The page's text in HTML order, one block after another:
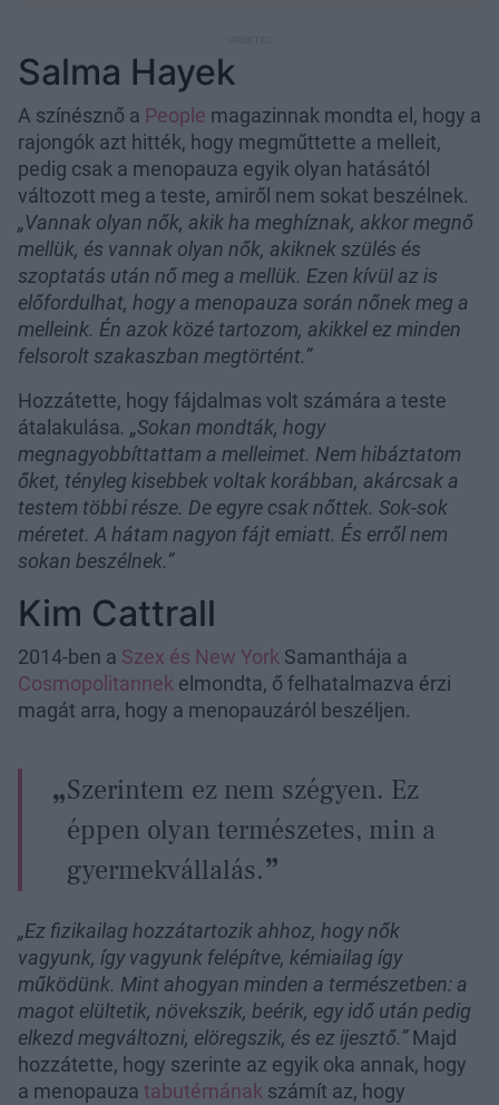
Salma Hayek
A színésznő a People magazinnak mondta el, hogy a
rajongók azt hitték, hogy megműttette a melleit,
pedig csak a menopauza egyik olyan hatásától
változott meg a teste, amiről nem sokat beszélnek.
„Vannak olyan nők, akik ha meghíznak, akkor megnő
mellük, és vannak olyan nők, akiknek szülés és
szoptatás után nő meg a mellük. Ezen kívül az is
előfordulhat, hogy a menopauza során nőnek meg a
melleink. Én azok közé tartozom, akikkel ez minden
felsorolt szakaszban megtörtént.”
Hozzátette, hogy fájdalmas volt számára a teste
átalakulása. „Sokan mondták, hogy
megnagyobbíttattam a melleimet. Nem hibáztatom
őket, tényleg kisebbek voltak korábban, akárcsak a
testem többi része. De egyre csak nőttek. Sok-sok
méretet. A hátam nagyon fájt emiatt. És erről nem
sokan beszélnek.”
Kim Cattrall
2014-ben a Szex és New York Samanthája a
Cosmopolitannek elmondta, ő felhatalmazva érzi
magát arra, hogy a menopauzáról beszéljen.
Szerintem ez nem szégyen. Ez
éppen olyan természetes, min a
gyermekvállalás.
„Ez fizikailag hozzátartozik ahhoz, hogy nők
vagyunk, így vagyunk felépítve, kémiailag így
működünk. Mint ahogyan minden a természetben: a
magot elültetik, növekszik, beérik, egy idő után pedig
elkezd megváltozni, elöregszik, és ez ijesztő.”Majd
hozzátette, hogy szerinte az egyik oka annak, hogy
a menopauza tabutémának számít az, hogy